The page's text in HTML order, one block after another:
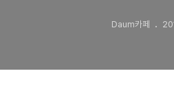
Daum카페